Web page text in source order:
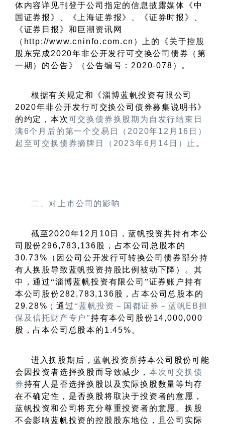
体内容详见刊登于公司指定的信息披露媒体《中
国证券报》、《上海证券报》、《证券时报》、
《证券日报》和巨潮资讯网
（ http://www.cninfo.com.cn ）上的《关于控股
股东完成2020年非公开发行可交换公司债券（第
一期）的公告》（公告编号： 2020-078 ）。
根据有关规定和《淄博蓝帆投资有限公司
2020年非公开发行可交换公司债券募集说明书》
的约定，本次可交换债券换股期为自发行结束日
满6个月后的第一个交易日（ 2020年12 月 16 日）
起至可交换债券摘牌日（ 2023年6 月 14 日）止 。
二、对上市公司的影响
截至2020年12 月 10 日，蓝帆投资共持有本公
司股份296,783,136 股，占本公司总股本的
30.73% （因公司公开发行可转换公司债券部分持
有人换股导致蓝帆投资持股比例被动下降）。其
中，通过“淄博蓝帆投资有限公司 ”证券账户持有
本公司股份282,783,136 股，占本公司总股本的
29.28% ；通过“蓝帆投资－国都证券－蓝帆EB担
保及信托财产专户”持有本公司股份14,000,000
股，占本公司总股本的 1.45% 。
进入换股期后，蓝帆投资所持本公司股份可能
会因投资者选择换股而导致减少， 本次可交换债
券持有人是否选择换股以及实际换股数量等均存
在不确定性，是否换股将取决于投资者的意愿，
蓝帆投资和公司将充分尊重投资者的意愿。换股
不会影响蓝帆投资的控股股东地位，且公司实际